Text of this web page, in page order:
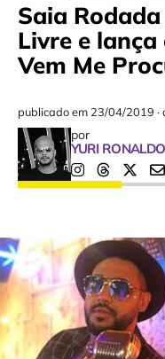
Saia
Livre e lança
Vem Me
publicado em 23/04/2019 ·
por
YURI RONALDO